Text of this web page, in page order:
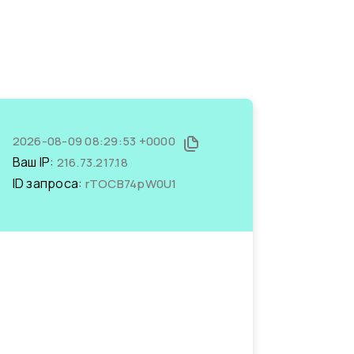
2026-08-09 08:29:53 +0000
Ваш IP: 216.73.217.18
ID запроса: rTOCB74pW0U1